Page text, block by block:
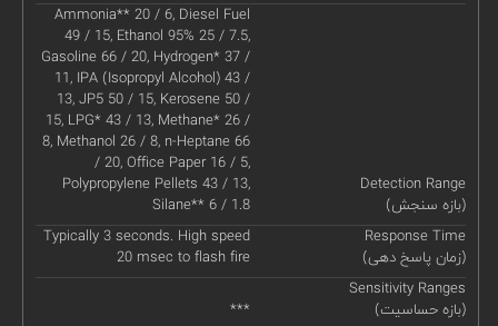
Detection Range
(بازه سنجش)
Ammonia** 20 / 6, Diesel Fuel
49 / 15, Ethanol 95% 25 / 7.5,
Gasoline 66 / 20, Hydrogen* 37 /
11, IPA (Isopropyl Alcohol) 43 /
13, JP5 50 / 15, Kerosene 50 /
15, LPG* 43 / 13, Methane* 26 /
8, Methanol 26 / 8, n-Heptane 66
/ 20, Office Paper 16 / 5,
Polypropylene Pellets 43 / 13,
Silane** 6 / 1.8
Response Time
(زمان پاسخ دهی)
Typically 3 seconds. High speed
20 msec to flash fire
Sensitivity Ranges
(بازه حساسیت)
***